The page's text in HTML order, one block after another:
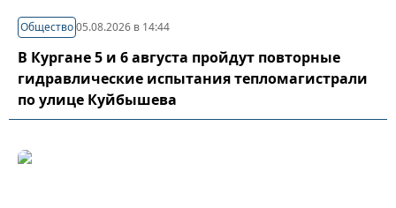
Общество05.08.2026 в 14:44
В Кургане 5 и 6 августа пройдут повторные
гидравлические испытания тепломагистрали
по улице Куйбышева